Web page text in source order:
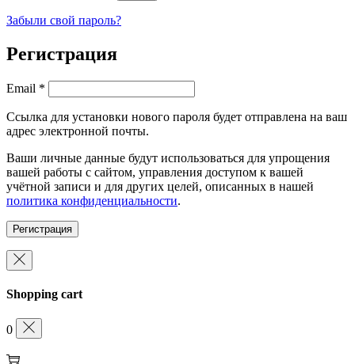
Забыли свой пароль?
Регистрация
Email *
Ссылка для установки нового пароля будет отправлена ​​на ваш
адрес электронной почты.
Ваши личные данные будут использоваться для упрощения
вашей работы с сайтом, управления доступом к вашей
учётной записи и для других целей, описанных в нашей
политика конфиденциальности.
Регистрация
Shopping cart
0